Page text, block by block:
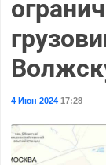
4 Июн 202417:28